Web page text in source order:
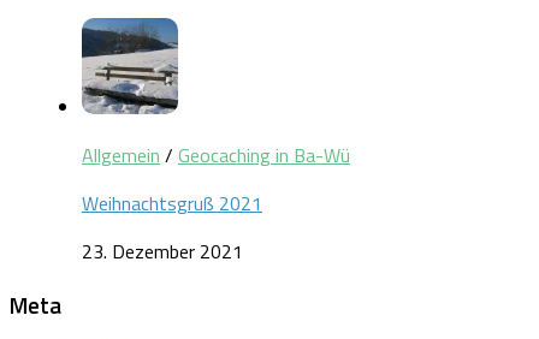
Allgemein / Geocaching in Ba-Wü
Weihnachtsgruß 2021
23. Dezember 2021
Meta